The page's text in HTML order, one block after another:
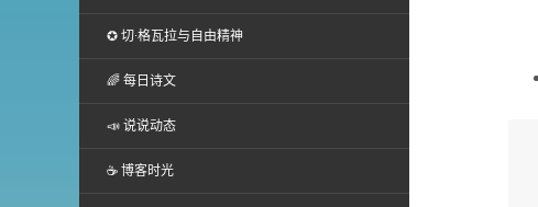
✪ 切·格瓦拉与自由精神
🌈 每日诗文
📣 说说动态
☕ 博客时光